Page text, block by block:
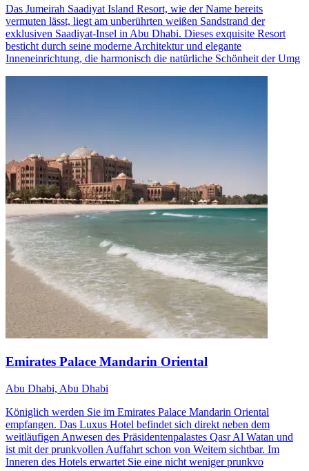
Das Jumeirah Saadiyat Island Resort, wie der Name bereits
vermuten lässt, liegt am unberührten weißen Sandstrand der
exklusiven Saadiyat-Insel in Abu Dhabi. Dieses exquisite Resort
besticht durch seine moderne Architektur und elegante
Inneneinrichtung, die harmonisch die natürliche Schönheit der Umg
Emirates Palace Mandarin Oriental
Abu Dhabi, Abu Dhabi
Königlich werden Sie im Emirates Palace Mandarin Oriental
empfangen. Das Luxus Hotel befindet sich direkt neben dem
weitläufigen Anwesen des Präsidentenpalastes Qasr Al Watan und
ist mit der prunkvollen Auffahrt schon von Weitem sichtbar. Im
Inneren des Hotels erwartet Sie eine nicht weniger prunkvo